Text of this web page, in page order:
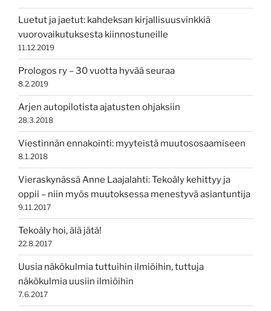
Luetut ja jaetut: kahdeksan kirjallisuusvinkkiä
vuorovaikutuksesta kiinnostuneille
11.12.2019
Prologos ry – 30 vuotta hyvää seuraa
8.2.2019
Arjen autopilotista ajatusten ohjaksiin
28.3.2018
Viestinnän ennakointi: myyteistä muutososaamiseen
8.1.2018
Vieraskynässä Anne Laajalahti: Tekoäly kehittyy ja
oppii – niin myös muutoksessa menestyvä asiantuntija
9.11.2017
Tekoäly hoi, älä jätä!
22.8.2017
Uusia näkökulmia tuttuihin ilmiöihin, tuttuja
näkökulmia uusiin ilmiöihin
7.6.2017